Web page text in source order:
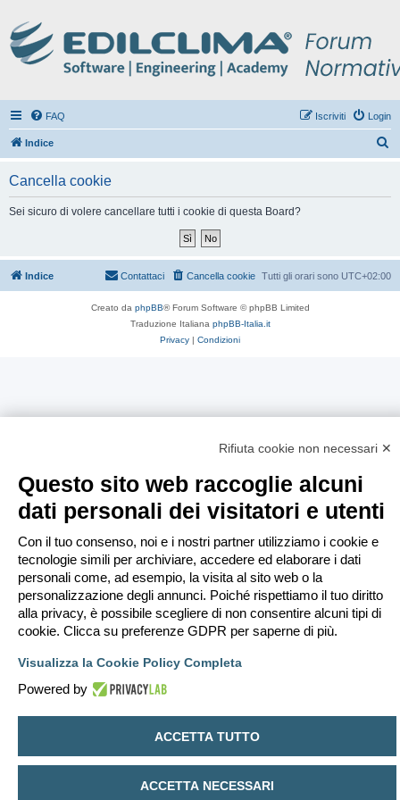
FAQ Login
Iscriviti
Indice
Cancella cookie
Sei sicuro di volere cancellare tutti i cookie di questa Board?
Indice Tutti gli orari sono UTC+02:00
Cancella cookie
Contattaci
Creato da phpBB® Forum Software © phpBB Limited
Traduzione Italiana phpBB-Italia.it
Privacy | Condizioni
Rifiuta cookie non necessari ✕
Questo sito web raccoglie alcuni
dati personali dei visitatori e utenti
Con il tuo consenso, noi e i nostri partner utilizziamo i cookie e
tecnologie simili per archiviare, accedere ed elaborare i dati
personali come, ad esempio, la visita al sito web o la
personalizzazione degli annunci. Poiché rispettiamo il tuo diritto
alla privacy, è possibile scegliere di non consentire alcuni tipi di
cookie. Clicca su preferenze GDPR per saperne di più.
Visualizza la Cookie Policy Completa
Powered by
ACCETTA TUTTO
ACCETTA NECESSARI